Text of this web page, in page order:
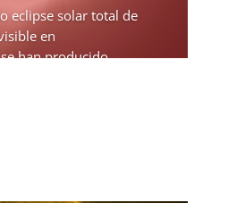
eclipse solar total de
en
han producido